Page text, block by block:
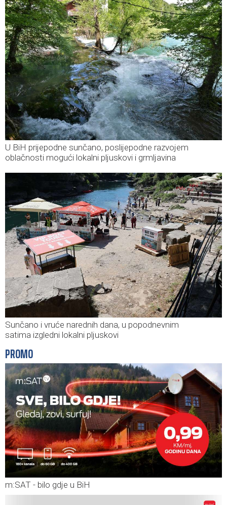
U BiH prijepodne sunčano, poslijepodne razvojem
oblačnosti mogući lokalni pljuskovi i grmljavina
Sunčano i vruće narednih dana, u popodnevnim
satima izgledni lokalni pljuskovi
PROMO
m:SAT - bilo gdje u BiH